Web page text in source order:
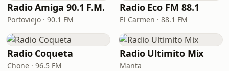
Radio Amiga 90.1 F.M.
Portoviejo · 90.1 FM
Radio Eco FM 88.1
El Carmen · 88.1 FM
Radio Coqueta
Chone · 96.5 FM
Radio Ultimito Mix
Manta